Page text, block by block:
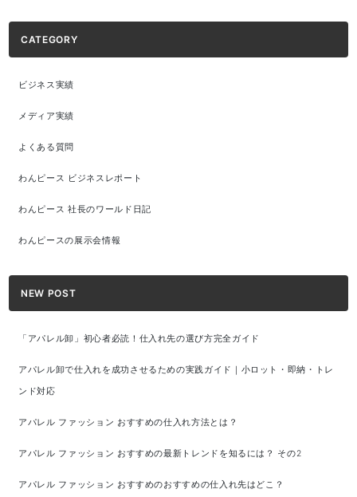
CATEGORY
ビジネス実績
メディア実績
よくある質問
わんピース ビジネスレポート
わんピース 社長のワールド日記
わんピースの展示会情報
NEW POST
「アパレル卸」初心者必読！仕入れ先の選び方完全ガイド
アパレル卸で仕入れを成功させるための実践ガイド｜小ロット・即納・トレ
ンド対応
アパレル ファッション おすすめの仕入れ方法とは？
アパレル ファッション おすすめの最新トレンドを知るには？ その2
アパレル ファッション おすすめのおすすめの仕入れ先はどこ？